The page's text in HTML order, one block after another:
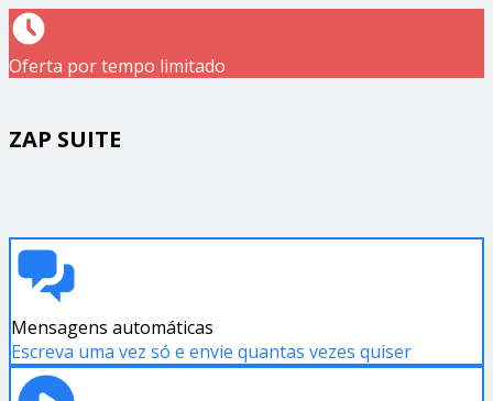
Oferta por tempo limitado
ZAP SUITE
Mensagens automáticas
Escreva uma vez só e envie quantas vezes quiser